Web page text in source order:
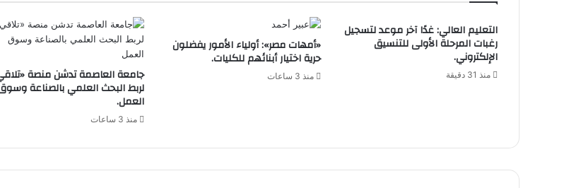
التعليم العالي: غدًا آخر موعد لتسجيل
رغبات المرحلة الأولى للتنسيق
الإلكتروني.
منذ 31 دقيقة
«أمهات مصر»: أولياء الأمور يفضلون
حرية اختيار أبنائهم للكليات.
منذ 3 ساعات جامعة العاصمة تدشن منصة
لربط البحث العلمي بالصناعة
العمل.
منذ 3 ساعات